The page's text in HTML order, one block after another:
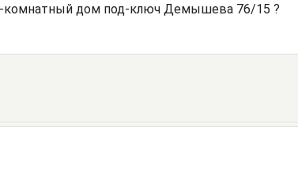
комнатный дом под-ключ Демышева 76/15 ?